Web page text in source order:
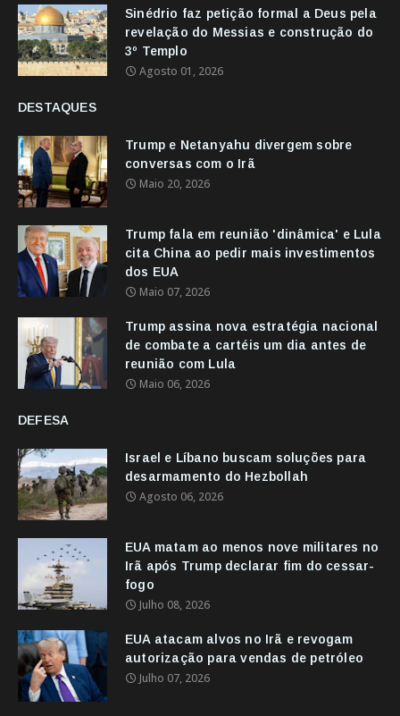
Sinédrio faz petição formal a Deus pela
revelação do Messias e construção do
3º Templo
Agosto 01, 2026
DESTAQUES
Trump e Netanyahu divergem sobre
conversas com o Irã
Maio 20, 2026
Trump fala em reunião 'dinâmica' e Lula
cita China ao pedir mais investimentos
dos EUA
Maio 07, 2026
Trump assina nova estratégia nacional
de combate a cartéis um dia antes de
reunião com Lula
Maio 06, 2026
DEFESA
Israel e Líbano buscam soluções para
desarmamento do Hezbollah
Agosto 06, 2026
EUA matam ao menos nove militares no
Irã após Trump declarar fim do cessar-
fogo
Julho 08, 2026
EUA atacam alvos no Irã e revogam
autorização para vendas de petróleo
Julho 07, 2026